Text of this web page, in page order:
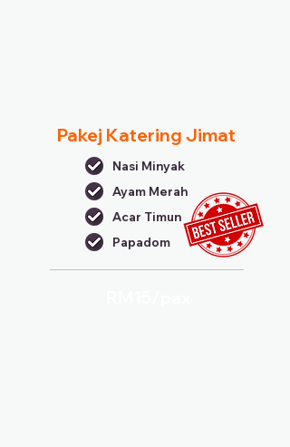
Pakej Katering Jimat
Nasi Minyak
Ayam Merah
Acar Timun
Papadom